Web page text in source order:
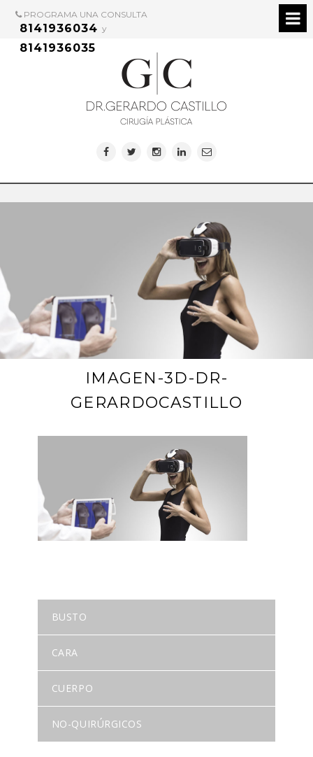
PROGRAMA UNA CONSULTA
8141936034 y
8141936035
IMAGEN-3D-DR-
GERARDOCASTILLO
BUSTO
CARA
CUERPO
NO-QUIRÚRGICOS